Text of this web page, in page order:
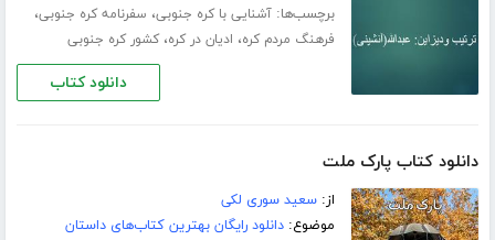
برچسب‌ها:آشنایی با کره جنوبی، سفرنامه کره جنوبی،
فرهنگ مردم کره، ادیان در کره،کشور کره جنوبی
دانلود کتاب
دانلود کتاب پارک ملت
از:سعید سوری لکی
موضوع:دانلود رایگان بهترین کتاب‌های داستان